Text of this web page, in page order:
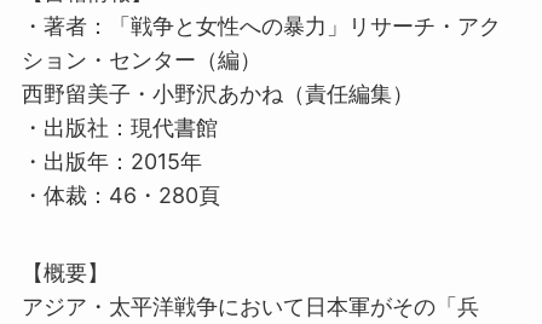
・著者：「戦争と女性への暴力」リサーチ・アク
ション・センター（編）
西野留美子・小野沢あかね（責任編集）
・出版社：現代書館
・出版年：2015年
・体裁：46・280頁
【概要】
アジア・太平洋戦争において日本軍がその「兵